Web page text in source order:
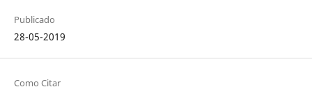
Publicado
28-05-2019
Como Citar